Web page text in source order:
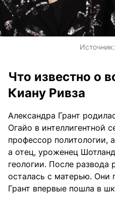
Источник:
Что известно о
Киану Ривза
Александра Грант
Огайо в интеллигентной
профессор политологии,
а отец, уроженец
геологии. После развода
осталась с матерью. Они
Грант впервые пошла в